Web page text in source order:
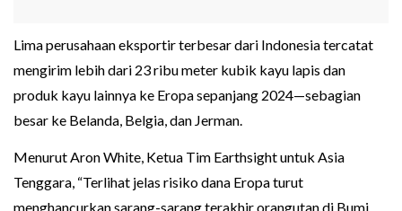
Lima perusahaan eksportir terbesar dari Indonesia tercatat
mengirim lebih dari 23 ribu meter kubik kayu lapis dan
produk kayu lainnya ke Eropa sepanjang 2024—sebagian
besar ke Belanda, Belgia, dan Jerman.
Menurut Aron White, Ketua Tim Earthsight untuk Asia
Tenggara, “Terlihat jelas risiko dana Eropa turut
menghancurkan sarang-sarang terakhir orangutan di Bumi.